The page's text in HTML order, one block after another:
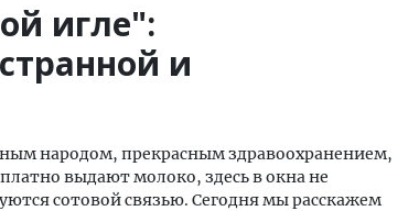
игле":
и
народом, прекрасным здравоохранением,
выдают молоко, здесь в окна не
сотовой связью. Сегодня мы расскажем